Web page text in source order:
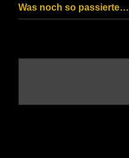
Was noch so passierte…